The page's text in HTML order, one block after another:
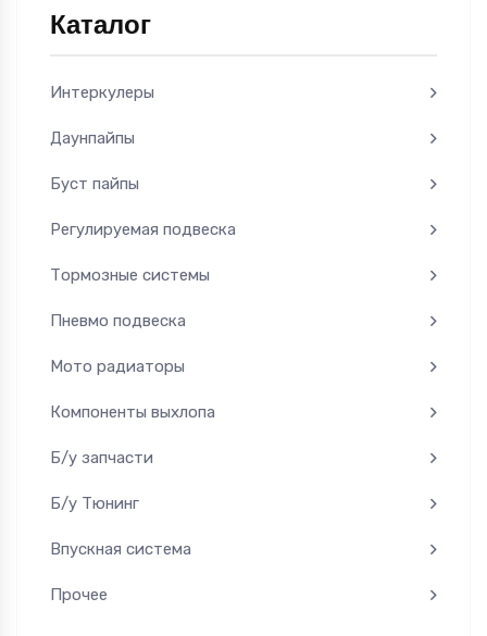
Каталог
Интеркулеры
Даунпайпы
Буст пайпы
Регулируемая подвеска
Тормозные системы
Пневмо подвеска
Мото радиаторы
Компоненты выхлопа
Б/у запчасти
Б/у Тюнинг
Впускная система
Прочее